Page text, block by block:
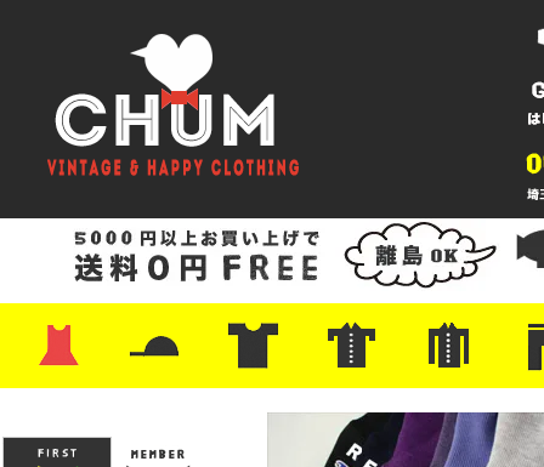
・レザーシューズ/スニーカー
・プリントTシャツ
・バンド/ツアー
・キャラクター
・Nike/adidas/スポーツ
・チャンピオン
・サーフ/スケート
・ボーダー/総柄/無地
・フットボール/リンガー
・タンクトップ/NBA・ポロシャツ
・半袖シャツ
・アロハ/サーフ/ボーリング
・ラルフ/ブランド
・無地/チェック/ストラ
・ワーク/ミリタリー/ウ
・ネル/ウール ・ショ
・アウ
・ジー
・
・ミリ
・コー
・コッ
・オー
・ジャ
ン